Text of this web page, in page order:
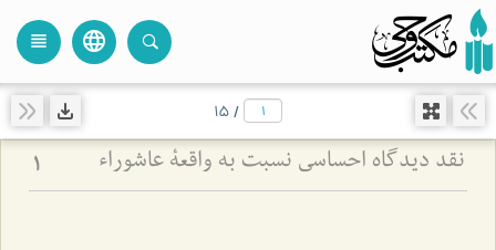
language
view_headline
/
15
نقد دیدگاه احساسی نسبت به واقعۀ عاشوراء 1